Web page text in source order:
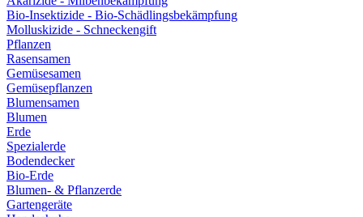
Bio-Insektizide - Bio-Schädlingsbekämpfung
Molluskizide - Schneckengift
Pflanzen
Rasensamen
Gemüsesamen
Gemüsepflanzen
Blumensamen
Blumen
Erde
Spezialerde
Bodendecker
Bio-Erde
Blumen- & Pflanzerde
Gartengeräte